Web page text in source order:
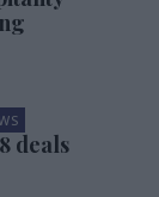
deals